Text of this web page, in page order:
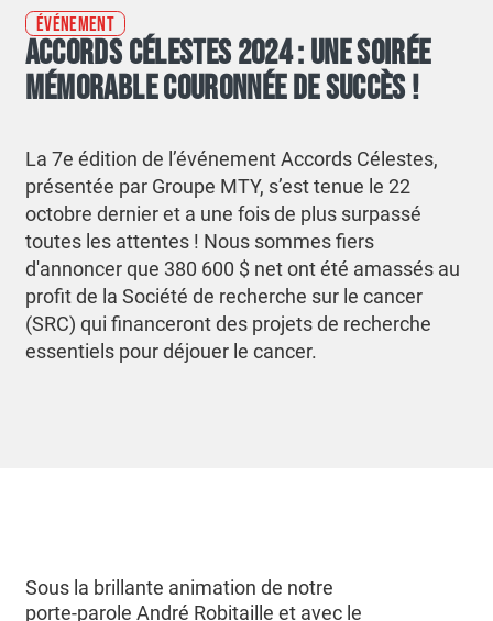
ÉVÉNEMENT
ACCORDS CÉLESTES 2024 : UNE SOIRÉE
MÉMORABLE COURONNÉE DE SUCCÈS !
La 7e édition de l’événement Accords Célestes,
présentée par Groupe MTY, s’est tenue le 22
octobre dernier et a une fois de plus surpassé
toutes les attentes ! Nous sommes fiers
d'annoncer que 380 600 $ net ont été amassés au
profit de la Société de recherche sur le cancer
(SRC) qui financeront des projets de recherche
essentiels pour déjouer le cancer.
Sous la brillante animation de notre
porte-parole André Robitaille et avec le